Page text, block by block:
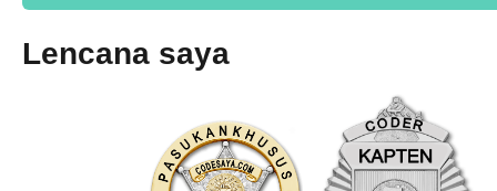
Lencana saya